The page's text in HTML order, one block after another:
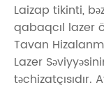
Laizap tikinti,
qabaqcıl lazer
Tavan
Lazer